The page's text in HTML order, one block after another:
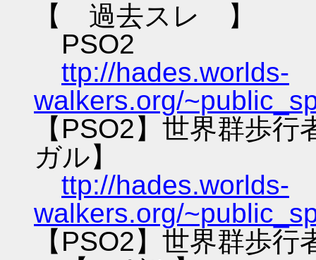
【 過去スレ 】
PSO2
ttp://hades.worlds-
walkers.org/
【PSO2】世界群歩
ガル】
ttp://hades.worlds-
walkers.org/
【PSO2】世界群歩